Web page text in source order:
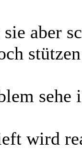
aber
wird